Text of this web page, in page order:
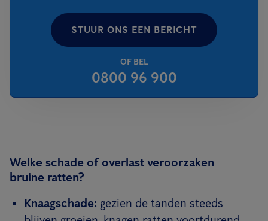
STUUR ONS EEN BERICHT
OF BEL
0800 96 900
Welke schade of overlast veroorzaken
bruine ratten?
Knaagschade: gezien de tanden steeds